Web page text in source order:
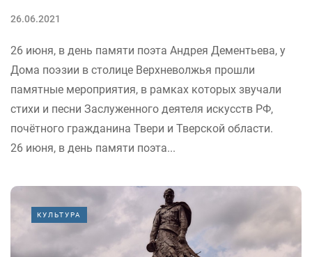
26.06.2021
26 июня, в день памяти поэта Андрея Дементьева, у
Дома поэзии в столице Верхневолжья прошли
памятные мероприятия, в рамках которых звучали
стихи и песни Заслуженного деятеля искусств РФ,
почётного гражданина Твери и Тверской области.
26 июня, в день памяти поэта...
КУЛЬТУРА